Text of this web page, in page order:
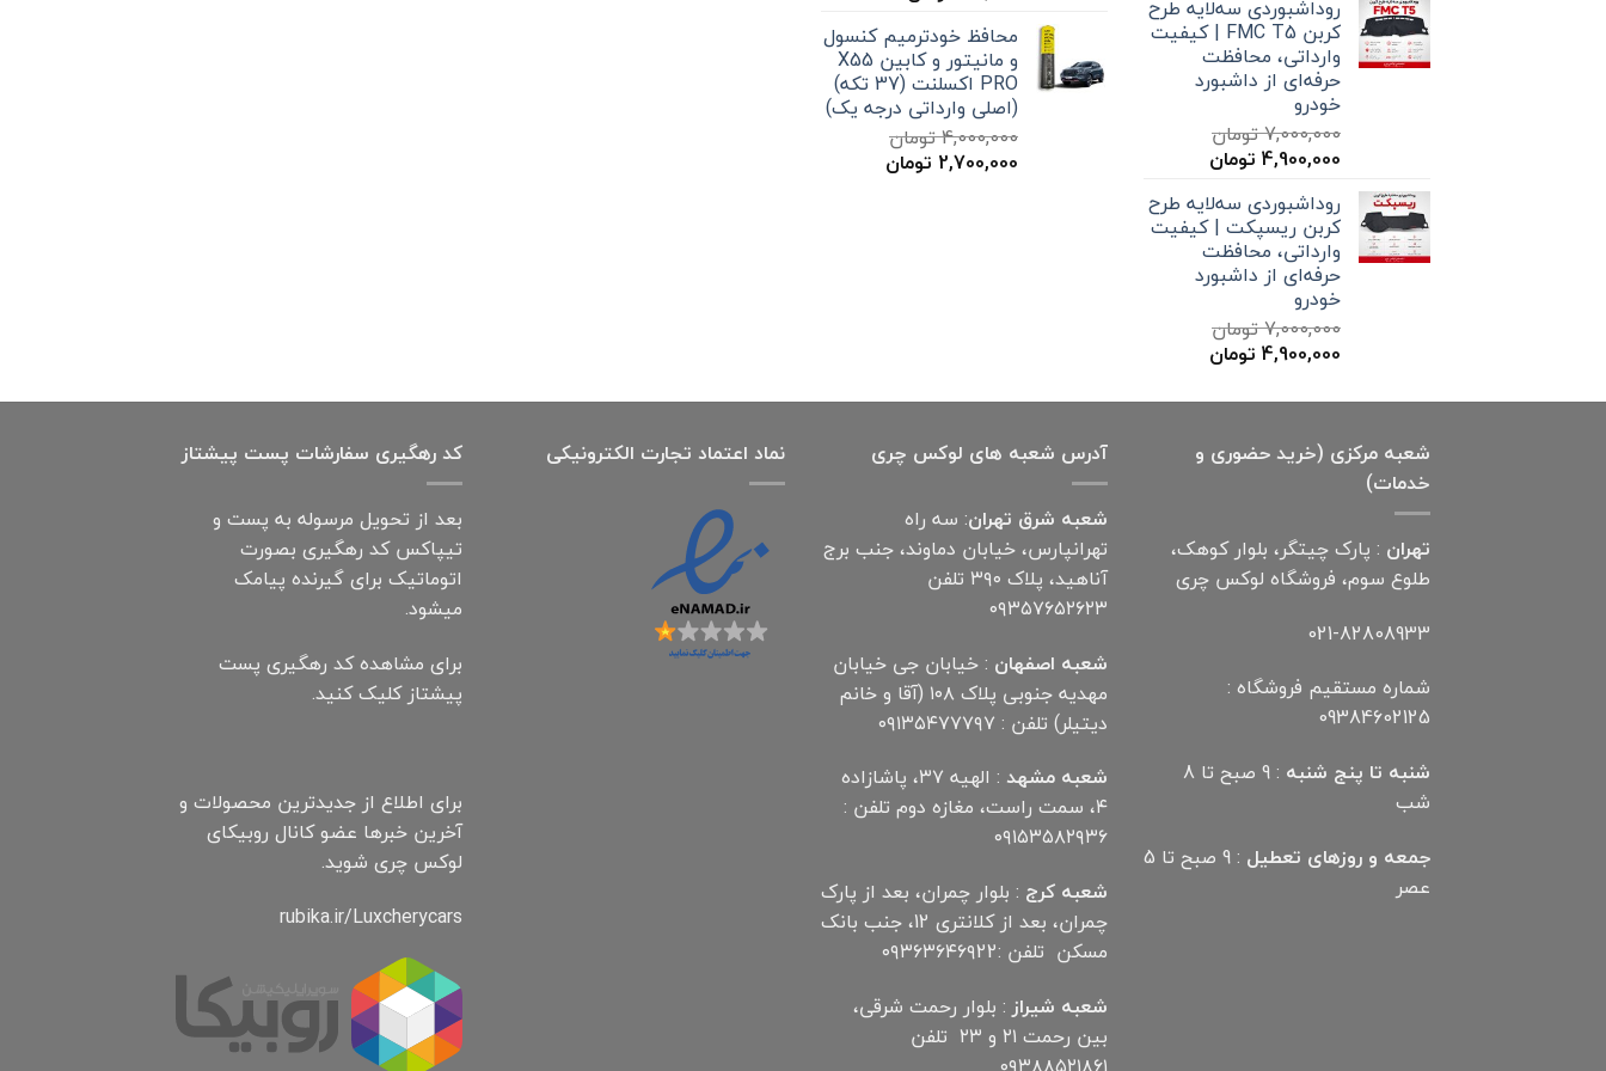
7,000,000 تومان
بود. است.
روداشبوردی سه‌لایه طرح
کربن FMC T5 | کیفیت
وارداتی، محافظت
حرفه‌ای از داشبورد
خودرو
7,000,000تومان
قیمت
7,000,000 تومان
بود.
4,900,000 تومان
است.
روداشبوردی سه‌لایه طرح
کربن ریسپکت | کیفیت
وارداتی، محافظت
حرفه‌ای از داشبورد
خودرو
7,000,000تومان
قیمت
7,000,000 تومان
4,900,000 تومان
4,900,000 تومان
300,000 تومان
بود.
199,000 تومان
است.
محافظ خودترمیم کنسول
و مانیتور و کابین X55
PRO اکسلنت (37 تکه)
(اصلی وارداتی درجه یک)
4,000,000تومان
قیمت
2,700,000 تومان
شعبه مرکزی (خرید حضوری و
خدمات)
تهران : پارک چیتگر، بلوار کوهک،
طلوع سوم، فروشگاه لوکس چری
021-82808933
شماره مستقیم فروشگاه :
09384602125
شنبه تا پنج شنبه
: 9 صبح تا 8
شب
جمعه و روزهای تعطیل
: 9 صبح تا 5
عصر
آدرس شعبه های لوکس چری
شعبه شرق تهران: سه راه
تهرانپارس، خیابان دماوند، جنب برج
آناهید، پلاک ۳۹۰ تلفن
۰۹۳۵۷۶۵۲۶۲۳
شعبه اصفهان : خیابان جی خیابان
مهدیه جنوبی پلاک ۱۰۸ (آقا و خانم
دیتیلر) تلفن : ۰۹۱۳۵۴۷۷۷۹۷
شعبه مشهد
: الهیه ۳۷، پاشازاده
۴، سمت راست، مغازه دوم تلفن :
۰۹۱۵۳۵۸۲۹۳۶
شعبه کرج : بلوار چمران، بعد از پارک
چمران، بعد از کلانتری 12، جنب بانک
مسکن تلفن :۰۹۳۶۳۶۴۶۹22
شعبه شیراز: بلوار رحمت شرقی،
بین رحمت ۲۱ و ۲۳ تلفن
نماد اعتماد تجارت الكترونیكی
کد رهگیری سفارشات پست پیشتاز
بعد از تحویل مرسوله به پست و
تیپاکس کد رهگیری بصورت
اتوماتیک برای گیرنده پیامک
میشود.
برای مشاهده کد رهگیری پست
پیشتاز کلیک کنید.
برای اطلاع از جدیدترین محصولات و
آخرین خبرها عضو کانال روبیکای
لوکس چری شوید.
rubika.ir/Luxcherycars